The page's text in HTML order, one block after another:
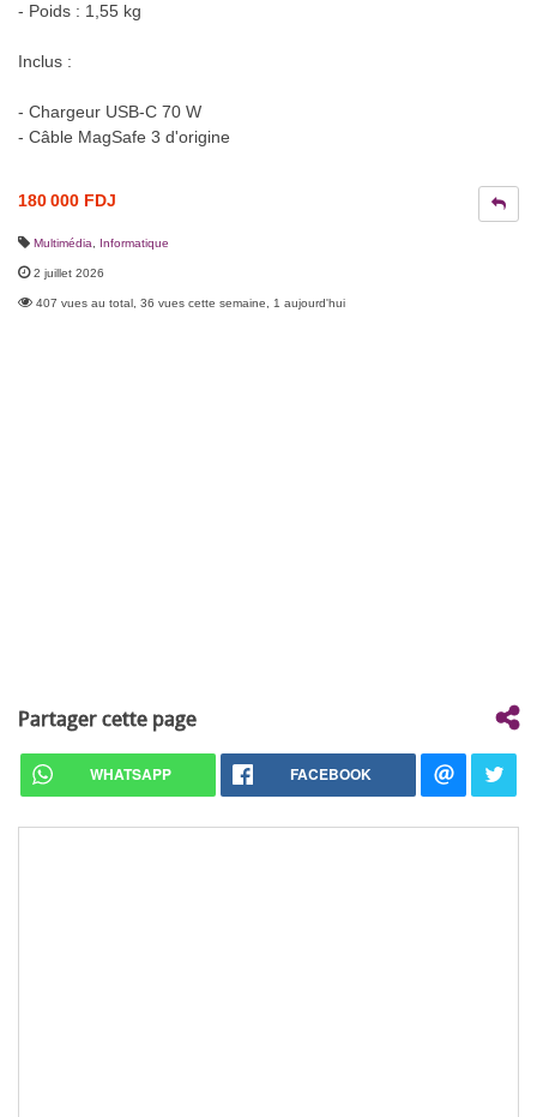
- Poids : 1,55 kg
Inclus :
- Chargeur USB-C 70 W
- Câble MagSafe 3 d'origine
180 000 FDJ
Multimédia Informatique
2 juillet 2026
407 vues au total, 36 vues cette semaine, 1 aujourd'hui
Partager cette page
WHATSAPP FACEBOOK